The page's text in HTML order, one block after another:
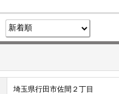
埼玉県行田市佐間２丁目